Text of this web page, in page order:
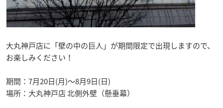
大丸神戸店に「壁の中の巨人」が期間限定で出現しますので、
お楽しみください！
期間：7月20日(月)～8月9日(日)
場所：大丸神戸店 北側外壁（懸垂幕）